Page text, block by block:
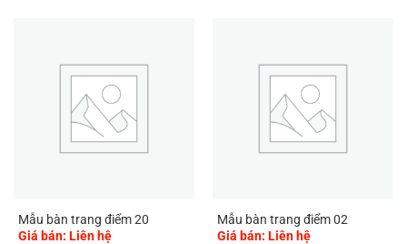
Mẫu bàn trang điểm 20
Giá bán: Liên hệ
Mẫu bàn trang điểm 02
Giá bán: Liên hệ